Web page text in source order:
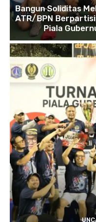
Bangun Soliditas
ATR/BPN
Piala